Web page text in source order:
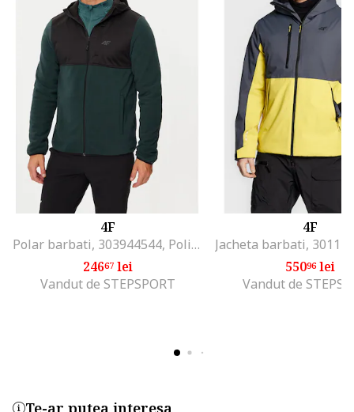
4F
Polar barbati, 303944544, Poliester, 2XL INTL, Verde
24667lei
Vandut de STEPSPORT
4F
55096lei
Vandut de
Te-ar putea interesa